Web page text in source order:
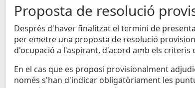
Proposta de resolució
Després d'haver finalitzat el termini de
per emetre una proposta de resolució
d'ocupació a l'aspirant, d'acord amb els criteris
En el cas que es proposi provisionalment
només s'han d'indicar obligatòriament les